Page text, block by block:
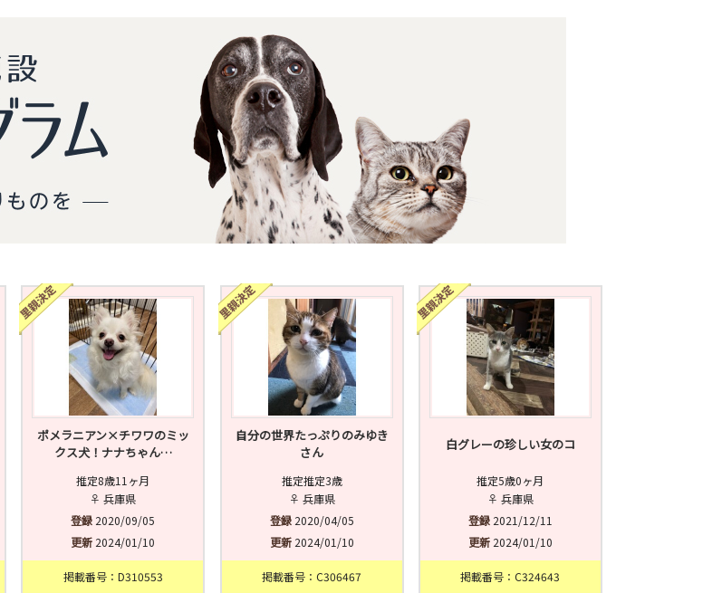
ポメラニアン×チワワのミッ
クス犬！ナナちゃん…
推定8歳11ヶ月
♀ 兵庫県
登録 2020/09/05
更新 2024/01/10
掲載番号：D310553
自分の世界たっぷりのみゆき
さん
推定推定3歳
♀ 兵庫県
登録2020/04/05
更新2024/01/10
掲載番号：C306467
白グレーの珍しい女のコ
推定5歳0ヶ月
♀ 兵庫県
登録2021/12/11
更新2024/01/10
掲載番号：C324643